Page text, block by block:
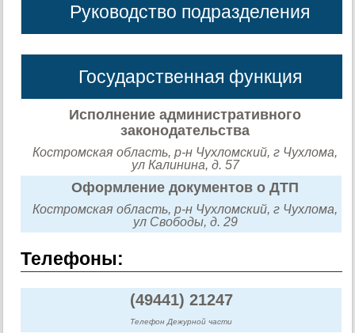
Руководство подразделения
Государственная функция
Исполнение административного
законодательства
Костромская область, р-н Чухломский, г Чухлома,
ул Калинина, д. 57
Оформление документов о ДТП
Костромская область, р-н Чухломский, г Чухлома,
ул Свободы, д. 29
Телефоны:
(49441) 21247
Телефон Дежурной части